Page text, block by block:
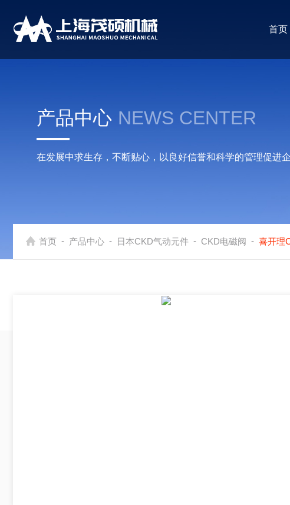
首页
产品中心 NEWS CENTER
在发展中求生存，不断贴心，以良好信誉和科学的管理促进
首页 - 产品中心 - 日本CKD气动元件 - CKD电磁阀 - 喜开理